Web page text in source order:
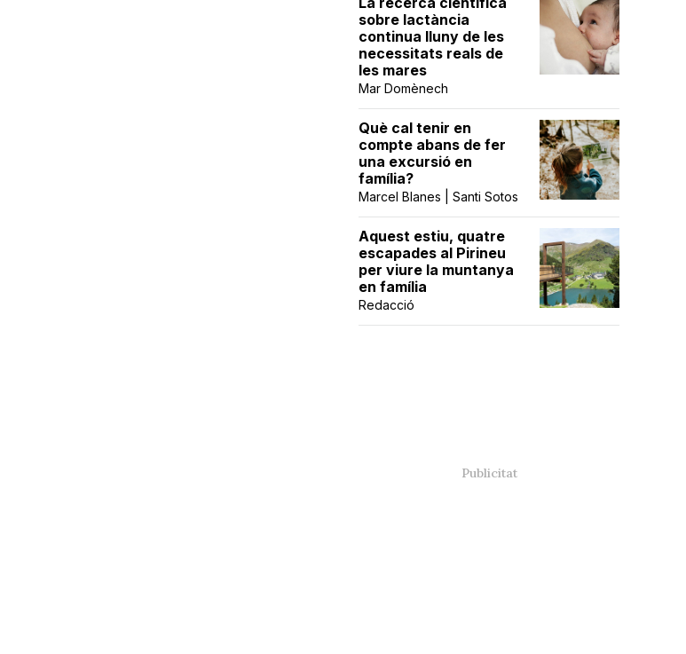
sobre lactància
continua lluny de les
necessitats reals de
les mares
Mar Domènech
Què cal tenir en
compte abans de fer
una excursió en
família?
Marcel Blanes | Santi Sotos
Aquest estiu, quatre
escapades al Pirineu
per viure la muntanya
en família
Redacció